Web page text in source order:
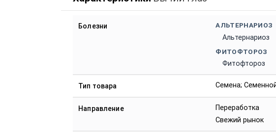
Болезни АЛЬТЕРНАРИОЗ
Альтернариоз
ФИТОФТОРОЗ
Фитофтороз
Тип товара Семена;
Направление
Переработка
Свежий рынок